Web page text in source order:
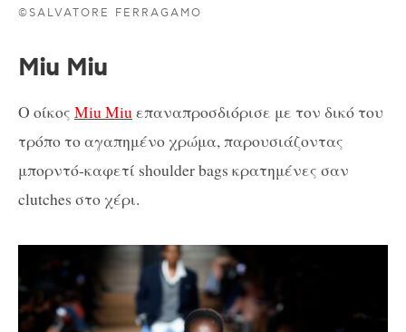
©SALVATORE FERRAGAMO
Miu Miu
Ο οίκος Miu Miuεπαναπροσδιόρισε με τον δικό του
τρόπο το αγαπημένο χρώμα, παρουσιάζοντας
μπορντό-καφετί shoulder bags κρατημένες σαν
clutches στο χέρι.